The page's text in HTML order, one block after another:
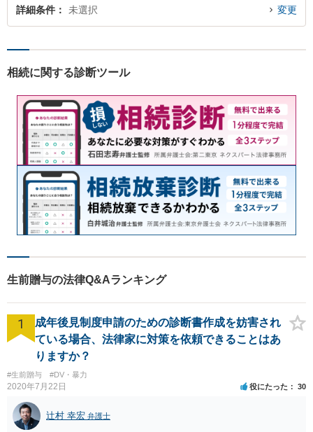
詳細条件 未選択 変更
相続に関する診断ツール
生前贈与の法律Q&Aランキング
1
成年後見制度申請のための診断書作成を妨害され
ている場合、法律家に対策を依頼できることはあ
りますか？
#生前贈与 #DV・暴力
2020年7月22日 役にたった 30
辻村 幸宏 弁護士